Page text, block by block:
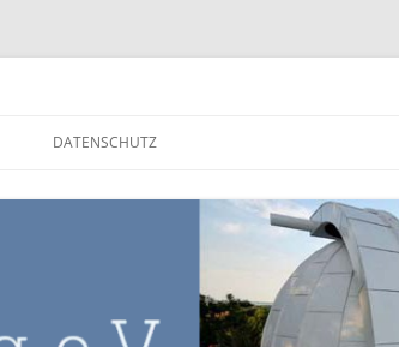
DATENSCHUTZ